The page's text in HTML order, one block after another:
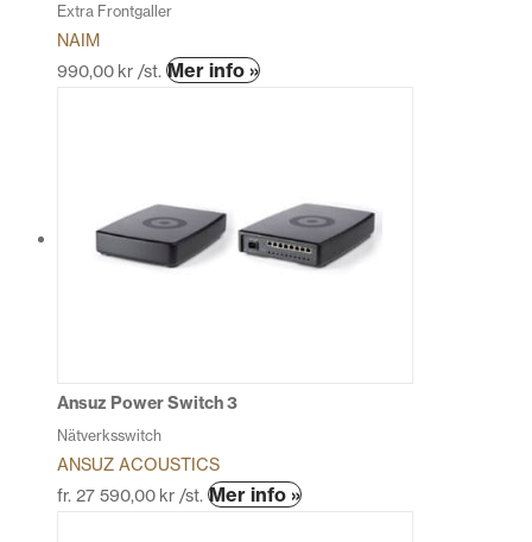
Extra Frontgaller
NAIM
990,00 kr /st. Mer info »Den
varianter.
De
olika
Ansuz Power Switch 3
Nätverksswitch
ANSUZ ACOUSTICS
fr. 27 590,00 kr /st. Mer info »Den